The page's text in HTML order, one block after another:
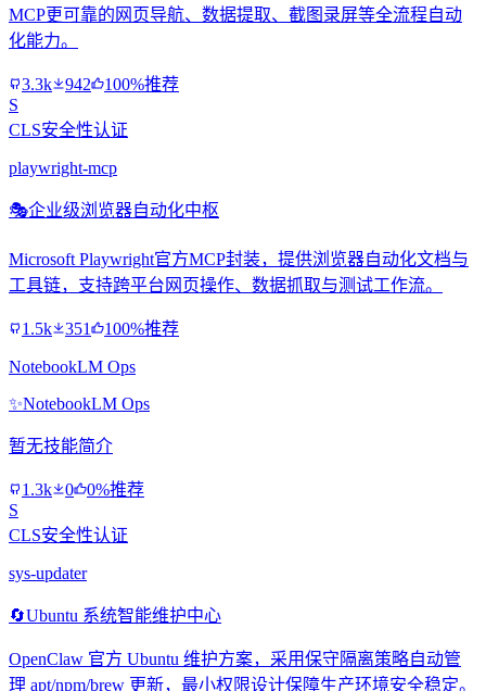
MCP更可靠的网页导航、数据提取、截图录屏等全流程自动
化能力。
3.3k 942
100%推荐
S
CLS安全性认证
playwright-mcp
🎭企业级浏览器自动化中枢
Microsoft Playwright官方MCP封装，提供浏览器自动化文档与
工具链，支持跨平台网页操作、数据抓取与测试工作流。
1.5k 351 100%推荐
NotebookLM Ops
✨NotebookLM Ops
暂无技能简介
1.3k 0
0%推荐
S
CLS安全性认证
sys-updater
🔄Ubuntu 系统智能维护中心
OpenClaw 官方 Ubuntu 维护方案，采用保守隔离策略自动管
理 apt/npm/brew 更新，最小权限设计保障生产环境安全稳定。